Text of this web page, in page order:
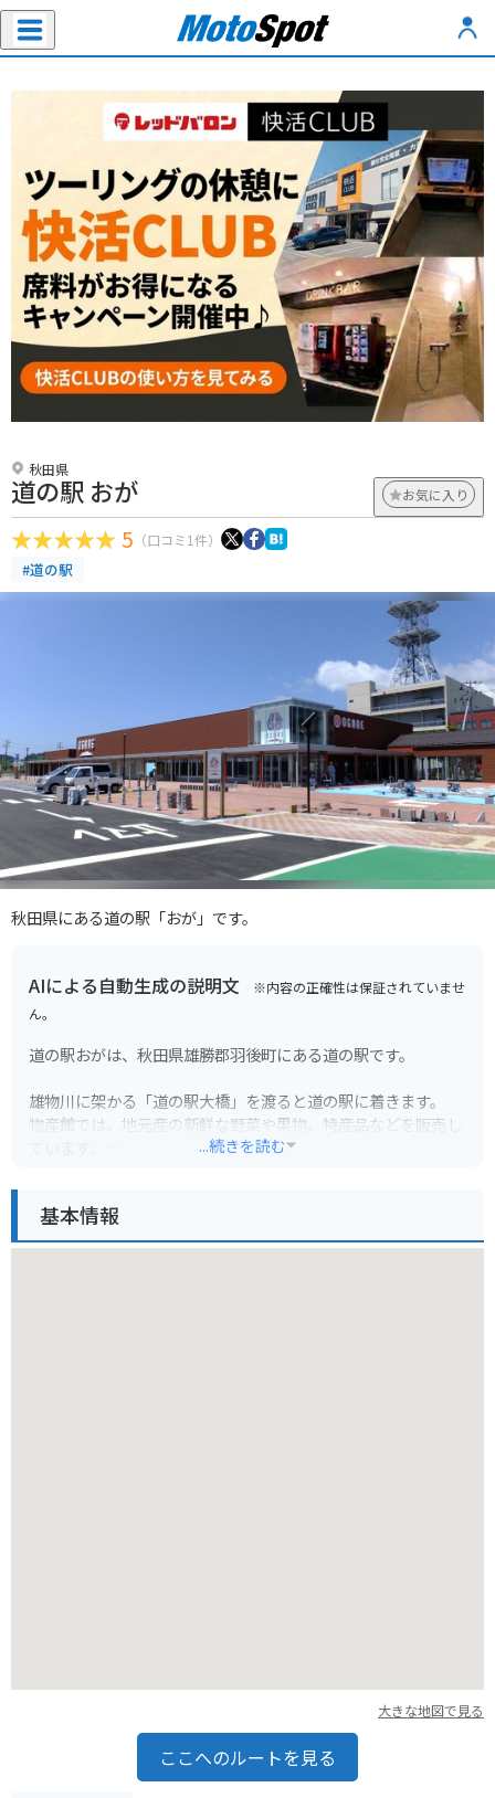
秋田県
道の駅 おが お気に入り
5 （口コミ1件）
#道の駅
秋田県にある道の駅「おが」です。
AIによる自動生成の説明文 ※内容の正確性は保証されていませ
ん。
道の駅おがは、秋田県雄勝郡羽後町にある道の駅です。
雄物川に架かる「道の駅大橋」を渡ると道の駅に着きます。
物産館では、地元産の新鮮な野菜や果物、特産品などを販売し
バイクツーリングで立ち寄るのに最適な場所で、雄大な自然の
中で休憩することができます。
...続きを読む
基本情報
大きな地図で見る
ここへのルートを見る